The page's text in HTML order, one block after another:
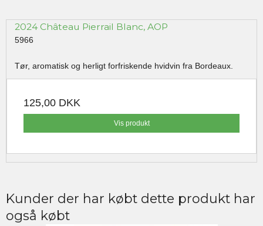
2024 Château Pierrail Blanc, AOP
5966
Tør, aromatisk og herligt forfriskende hvidvin fra Bordeaux.
125,00 DKK
Vis produkt
Kunder der har købt dette produkt har
også købt